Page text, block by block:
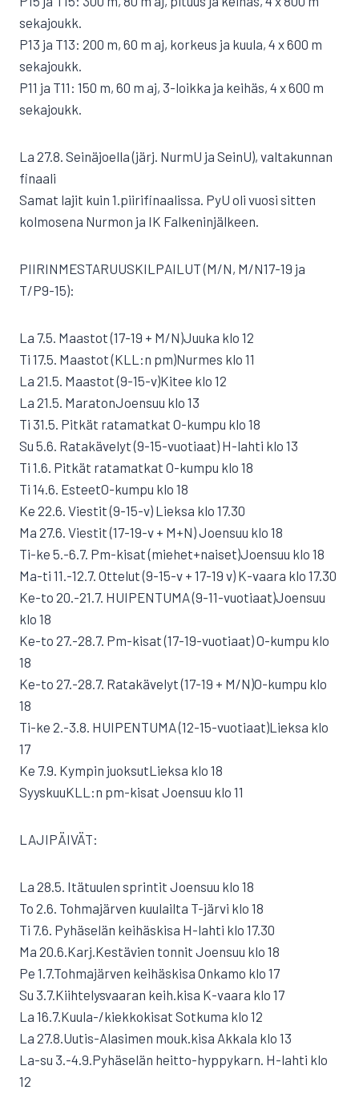
sekajoukk.
P13 ja T13: 200 m, 60 m aj, korkeus ja kuula, 4 x 600 m
sekajoukk.
P11 ja T11: 150 m, 60 m aj, 3-loikka ja keihäs, 4 x 600 m
sekajoukk.
La 27.8. Seinäjoella (järj. NurmU ja SeinU), valtakunnan
finaali
Samat lajit kuin 1.piirifinaalissa. PyU oli vuosi sitten
kolmosena Nurmon ja IK Falkeninjälkeen.
PIIRINMESTARUUSKILPAILUT (M/N, M/N17-19 ja
T/P9-15):
La 7.5. Maastot (17-19 + M/N)Juuka klo 12
Ti 17.5. Maastot (KLL:n pm)Nurmes klo 11
La 21.5. Maastot (9-15-v)Kitee klo 12
La 21.5. MaratonJoensuu klo 13
Ti 31.5. Pitkät ratamatkat O-kumpu klo 18
Su 5.6. Ratakävelyt (9-15-vuotiaat) H-lahti klo 13
Ti 1.6. Pitkät ratamatkat O-kumpu klo 18
Ti 14.6. EsteetO-kumpu klo 18
Ke 22.6. Viestit (9-15-v) Lieksa klo 17.30
Ma 27.6. Viestit (17-19-v + M+N) Joensuu klo 18
Ti-ke 5.-6.7. Pm-kisat (miehet+naiset)Joensuu klo 18
Ma-ti 11.-12.7. Ottelut (9-15-v + 17-19 v) K-vaara klo 17.30
Ke-to 20.-21.7. HUIPENTUMA (9-11-vuotiaat)Joensuu
klo 18
Ke-to 27.-28.7. Pm-kisat (17-19-vuotiaat) O-kumpu klo
18
Ke-to 27.-28.7. Ratakävelyt (17-19 + M/N)O-kumpu klo
18
Ti-ke 2.-3.8. HUIPENTUMA (12-15-vuotiaat)Lieksa klo
17
Ke 7.9. Kympin juoksutLieksa klo 18
SyyskuuKLL:n pm-kisat Joensuu klo 11
LAJIPÄIVÄT:
La 28.5. Itätuulen sprintit Joensuu klo 18
To 2.6. Tohmajärven kuulailta T-järvi klo 18
Ti 7.6. Pyhäselän keihäskisa H-lahti klo 17.30
Ma 20.6.Karj.Kestävien tonnit Joensuu klo 18
Pe 1.7.Tohmajärven keihäskisa Onkamo klo 17
Su 3.7.Kiihtelysvaaran keih.kisa K-vaara klo 17
La 16.7.Kuula-/kiekkokisat Sotkuma klo 12
La 27.8.Uutis-Alasimen mouk.kisa Akkala klo 13
La-su 3.-4.9.Pyhäselän heitto-hyppykarn. H-lahti klo
12